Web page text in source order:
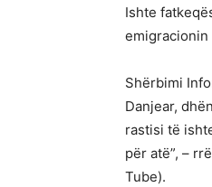
Ishte
emigracionin
Shërbimi
Danjear,
rastisi të
për atë”, –
Tube).